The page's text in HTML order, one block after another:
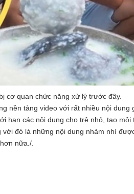
cơ quan chức năng xử lý trước đây.
nền tảng video với rất nhiều nội dung
hạn các nội dung cho trẻ nhỏ, tạo
đó là những nội dung nhảm nhí
nữa./.